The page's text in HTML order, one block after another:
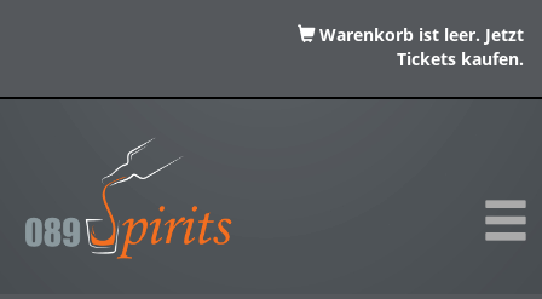
Warenkorb ist leer. Jetzt
Tickets kaufen.